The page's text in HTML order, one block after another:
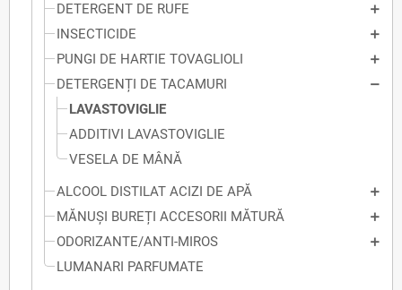
DETERGENT DE RUFE
INSECTICIDE
PUNGI DE HARTIE TOVAGLIOLI
DETERGENȚI DE TACAMURI
LAVASTOVIGLIE
ADDITIVI LAVASTOVIGLIE
VESELA DE MÂNĂ
ALCOOL DISTILAT ACIZI DE APĂ
MĂNUȘI BUREȚI ACCESORII MĂTURĂ
ODORIZANTE/ANTI-MIROS
LUMANARI PARFUMATE